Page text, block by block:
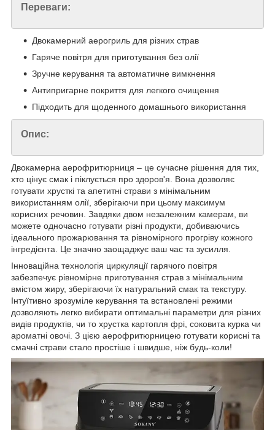
Переваги:
Двокамерний аерогриль для різних страв
Гаряче повітря для приготування без олії
Зручне керування та автоматичне вимкнення
Антипригарне покриття для легкого очищення
Підходить для щоденного домашнього використання
Опис:
Двокамерна аерофритюрниця – це сучасне рішення для тих,
хто цінує смак і піклується про здоров'я. Вона дозволяє
готувати хрусткі та апетитні страви з мінімальним
використанням олії, зберігаючи при цьому максимум
корисних речовин. Завдяки двом незалежним камерам, ви
можете одночасно готувати різні продукти, добиваючись
ідеального прожарювання та рівномірного прогріву кожного
інгредієнта. Це значно заощаджує ваш час та зусилля.
Інноваційна технологія циркуляції гарячого повітря
забезпечує рівномірне приготування страв з мінімальним
вмістом жиру, зберігаючи їх натуральний смак та текстуру.
Інтуїтивно зрозуміле керування та встановлені режими
дозволяють легко вибирати оптимальні параметри для різних
видів продуктів, чи то хрустка картопля фрі, соковита курка чи
ароматні овочі. З цією аерофритюрницею готувати корисні та
смачні страви стало простіше і швидше, ніж будь-коли!